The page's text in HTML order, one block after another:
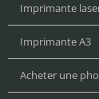
Imprimante
Imprimante A3
Acheter une